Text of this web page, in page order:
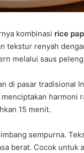
kombinasi rice
tekstur renyah
melalui saus
di pasar tradisional
harmoni
15 menit.
sempurna.
berat. Cocok untuk